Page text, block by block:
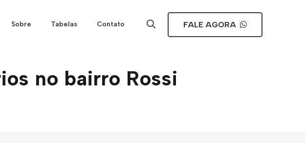
Sobre Tabelas Contato FALE AGORA
no bairro Rossi